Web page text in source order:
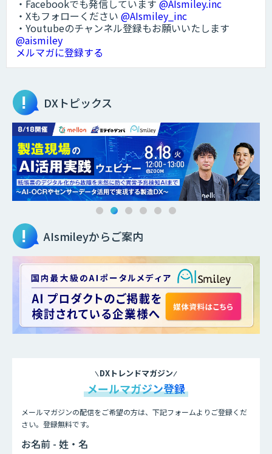
・Facebookでも発信しています @AIsmiley.inc
・Xもフォローください @AIsmiley_inc
・Youtubeのチャンネル登録もお願いいたします
@aismiley
メルマガに登録する
DXトピックス
AIsmileyからご案内
DXトレンドマガジン
メールマガジン登録
メールマガジンの配信をご希望の方は、下記フォームよりご登録くだ
さい。登録無料です。
お名前 - 姓・名